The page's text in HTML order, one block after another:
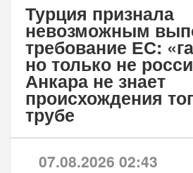
Турция признала
невозможным
требование ЕС:
но только не
Анкара не знает
происхождения
трубе
07.08.2026 02:43